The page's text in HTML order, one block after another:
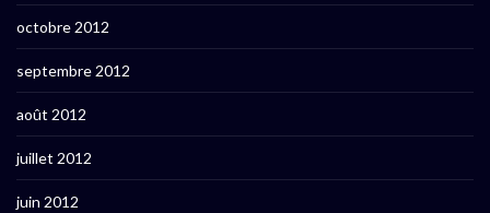
octobre 2012
septembre 2012
août 2012
juillet 2012
juin 2012